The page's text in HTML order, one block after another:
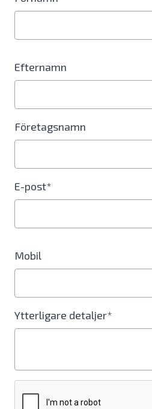
Efternamn
Företagsnamn
E-post*
Mobil
Ytterligare detaljer*